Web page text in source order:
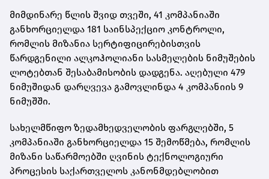
მიმდინარე წლის შვიდ თვეში, 41 კომპანიაში
განხორციელდა 181 საინსპექციო კონტროლი,
რომლის მიზანია სერტიფიცირებისთვის
წარდგენილი ალკოჰოლიანი სასმელების ნიმუშების
ლოტებთან შესაბამისობის დადგენა. აღებული 479
ნიმუშიდან დარღვევა გამოვლინდა 4 კომპანიის 9
ნიმუშში.
სახელმწიფო ზედამხედველობის ფარგლებში, 5
კომპანიაში განხორციელდა 15 შემოწმება, რომლის
მიზანი საწარმოებში ღვინის ტექნოლოგიური
პროცესის საქართველოს კანონმდებლობით